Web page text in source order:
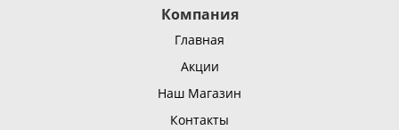
Компания
Главная
Акции
Наш Магазин
Контакты